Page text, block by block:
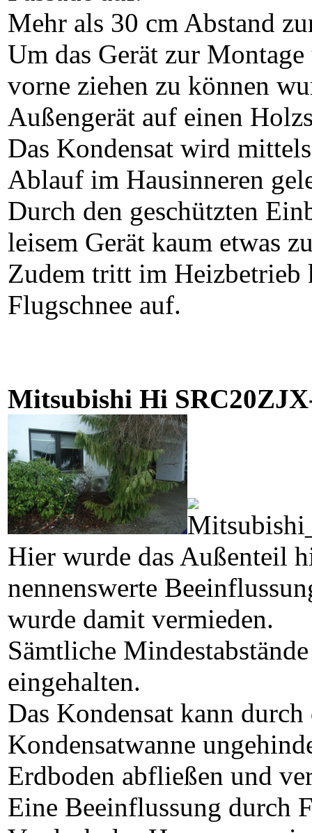
Mehr als 30 cm Abstand
Um das Gerät zur
vorne ziehen zu können
Außengerät auf einen
Das Kondensat wird
Ablauf im Hausinneren
Durch den geschützten
leisem Gerät kaum etwas
Zudem tritt im Heizbetrieb
Flugschnee auf.
Mitsubishi Hi
Hier wurde das Außenteil
nennenswerte
wurde damit vermieden.
Sämtliche
eingehalten.
Das Kondensat kann
Kondensatwanne
Erdboden abfließen und
Eine Beeinflussung durch